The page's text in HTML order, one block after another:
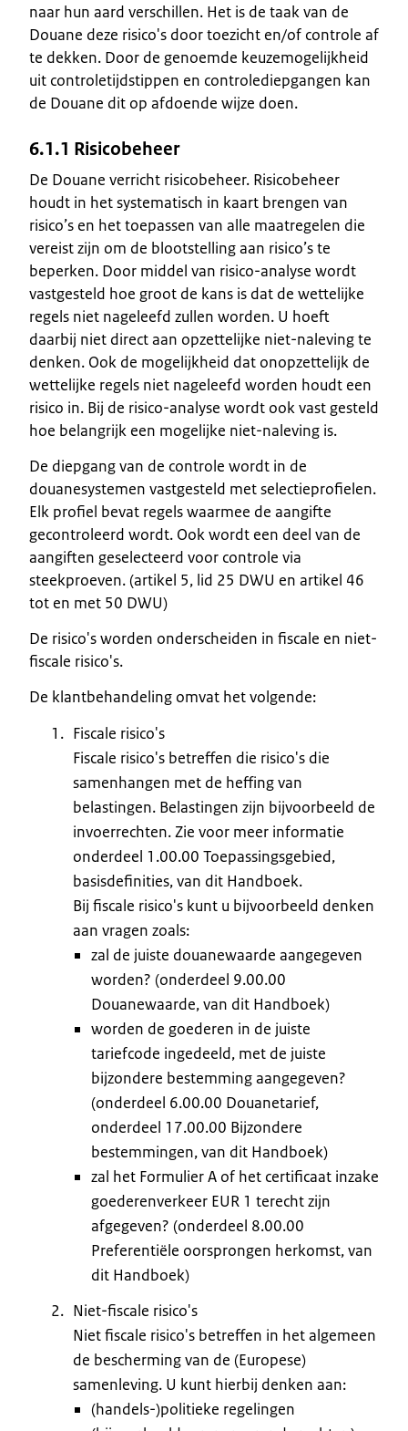
naar hun aard verschillen. Het is de taak van de
Douane deze risico's door toezicht en/of controle af
te dekken. Door de genoemde keuzemogelijkheid
uit controletijdstippen en controlediepgangen kan
de Douane dit op afdoende wijze doen.
6.1.1 Risicobeheer
De Douane verricht risicobeheer. Risicobeheer
houdt in het systematisch in kaart brengen van
risico’s en het toepassen van alle maatregelen die
vereist zijn om de blootstelling aan risico’s te
beperken. Door middel van risico-analyse wordt
vastgesteld hoe groot de kans is dat de wettelijke
regels niet nageleefd zullen worden. U hoeft
daarbij niet direct aan opzettelijke niet-naleving te
denken. Ook de mogelijkheid dat onopzettelijk de
wettelijke regels niet nageleefd worden houdt een
risico in. Bij de risico-analyse wordt ook vast gesteld
hoe belangrijk een mogelijke niet-naleving is.
De diepgang van de controle wordt in de
douanesystemen vastgesteld met selectieprofielen.
Elk profiel bevat regels waarmee de aangifte
gecontroleerd wordt. Ook wordt een deel van de
aangiften geselecteerd voor controle via
steekproeven. (artikel 5, lid 25 DWU en artikel 46
tot en met 50 DWU)
De risico's worden onderscheiden in fiscale en niet-
fiscale risico's.
De klantbehandeling omvat het volgende:
Fiscale risico's
Fiscale risico's betreffen die risico's die
samenhangen met de heffing van
belastingen. Belastingen zijn bijvoorbeeld de
invoerrechten. Zie voor meer informatie
onderdeel 1.00.00 Toepassingsgebied,
basisdefinities, van dit Handboek.
Bij fiscale risico's kunt u bijvoorbeeld denken
aan vragen zoals:
zal de juiste douanewaarde aangegeven
worden? (onderdeel 9.00.00
Douanewaarde, van dit Handboek)
worden de goederen in de juiste
tariefcode ingedeeld, met de juiste
bijzondere bestemming aangegeven?
(onderdeel 6.00.00 Douanetarief,
onderdeel 17.00.00 Bijzondere
bestemmingen, van dit Handboek)
zal het Formulier A of het certificaat inzake
goederenverkeer EUR 1 terecht zijn
afgegeven? (onderdeel 8.00.00
Preferentiële oorsprongen herkomst, van
dit Handboek)
Niet-fiscale risico's
Niet fiscale risico's betreffen in het algemeen
de bescherming van de (Europese)
samenleving. U kunt hierbij denken aan:
(handels-)politieke regelingen